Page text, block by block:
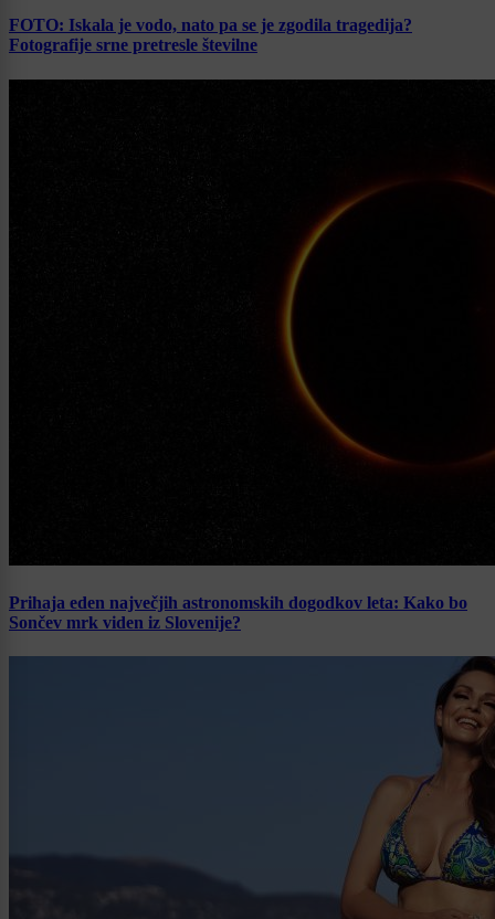
FOTO: Iskala je vodo, nato pa se je zgodila tragedija?
Fotografije srne pretresle številne
Prihaja eden največjih astronomskih dogodkov leta: Kako bo
Sončev mrk viden iz Slovenije?